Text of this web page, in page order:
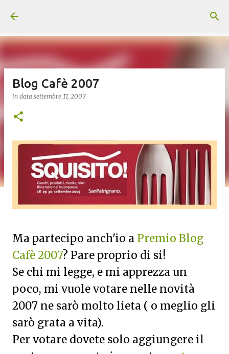
Blog Cafè 2007
in data settembre 17, 2007
Ma partecipo anch'io a Premio Blog
Cafè 2007? Pare proprio di si!
Se chi mi legge, e mi apprezza un
poco, mi vuole votare nelle novità
2007 ne sarò molto lieta ( o meglio gli
sarò grata a vita).
Per votare dovete solo aggiungere il